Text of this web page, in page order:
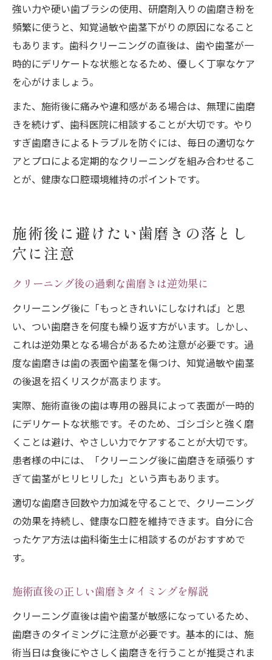
強い力や硬い歯ブラシの使用、研磨剤入りの歯磨き粉を
頻繁に使うと、知覚過敏や歯茎下がりの原因になること
もあります。歯科クリーニングの直後は、歯や歯茎が一
時的にデリケートな状態となるため、優しく丁寧なケア
を心がけましょう。
また、施術後に痛みや違和感がある場合は、無理に歯磨
きを続けず、歯科医院に相談することが大切です。やり
すぎ歯磨きによるトラブルを防ぐには、毎日の適切なケ
アとプロによる定期的なクリーニングを組み合わせるこ
とが、健康な口腔環境維持のポイントです。
施術後に避けたい歯磨きの落とし
穴に注意
クリーニング後の過剰な歯磨きは逆効果に
クリーニング後に「もっときれいにしなければ」と思
い、つい歯磨きを何度も繰り返す方がいます。しかし、
これは逆効果となる場合があるため注意が必要です。過
度な歯磨きは歯の表面や歯茎を傷つけ、知覚過敏や歯茎
の後退を招くリスクが高まります。
実際、施術直後の歯は専用の器具によって表面が一時的
にデリケートな状態です。そのため、ゴシゴシと強く磨
くことは避け、やさしい力でケアすることが大切です。
患者様の中には、「クリーニング後に歯磨きを頑張りす
ぎて歯茎がヒリヒリした」という声もあります。
適切な歯磨き回数や力加減を守ることで、クリーニング
の効果を持続し、健康な口腔を維持できます。自分に合
ったケア方法は歯科衛生士に相談するのがおすすめで
す。
施術直後の正しい歯磨きタイミングを解説
クリーニング直後は歯や歯茎が敏感になっているため、
歯磨きのタイミングに注意が必要です。基本的には、施
術当日は食後にやさしく歯磨きを行うことが推奨されま